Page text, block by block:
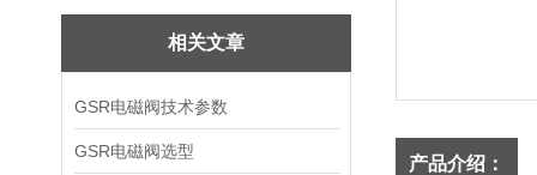
相关文章
GSR电磁阀技术参数
GSR电磁阀选型
产品介绍：